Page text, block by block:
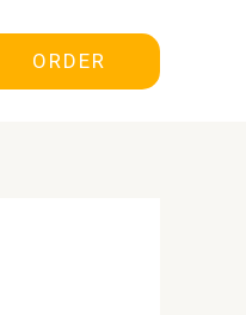
ORDER